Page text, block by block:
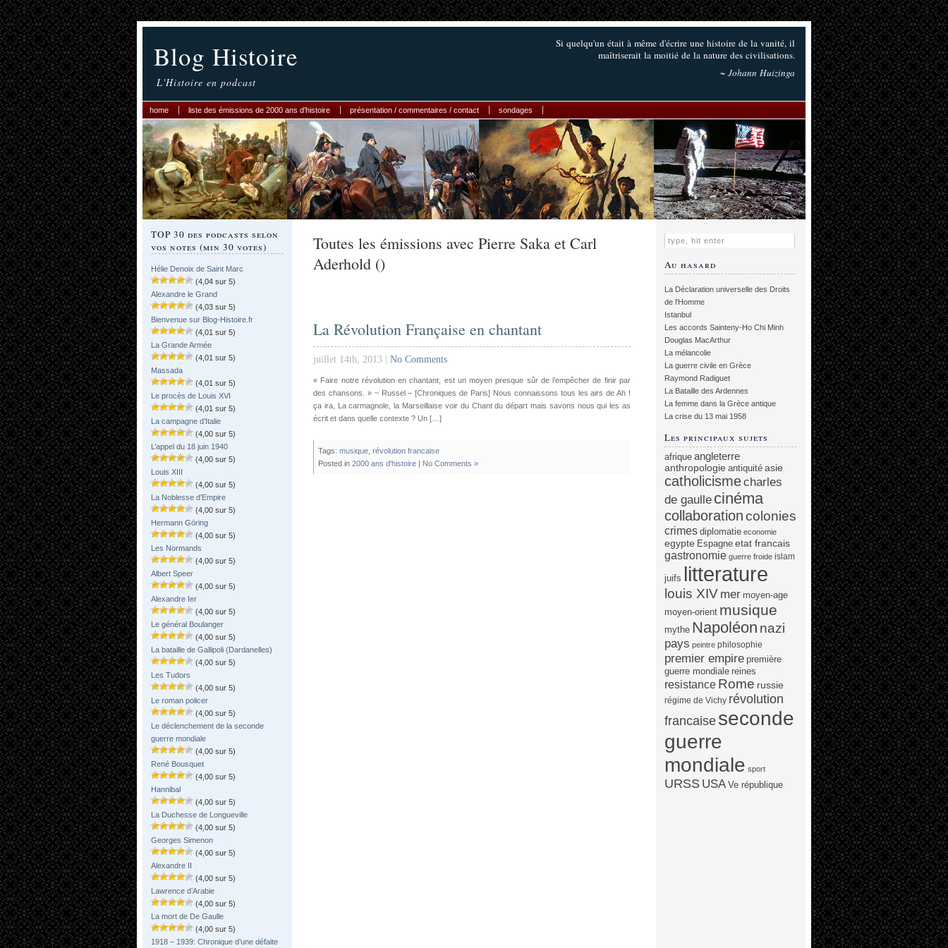
Blog Histoire
L'Histoire en podcast
Si quelqu'un était à même d'écrire une histoire de la vanité, il
maîtriserait la moitié de la nature des civilisations.
~ Johann Huizinga
home liste des émissions de 2000 ans d’histoire présentation / commentaires / contact sondages
TOP 30 des podcasts selon
vos notes (min 30 votes)
Hélie Denoix de Saint Marc
(4,04 sur 5)
Alexandre le Grand
(4,03 sur 5)
Bienvenue sur Blog-Histoire.fr
(4,01 sur 5)
La Grande Armée
(4,01 sur 5)
Massada
(4,01 sur 5)
Le procès de Louis XVI
(4,01 sur 5)
La campagne d’Italie
(4,00 sur 5)
L’appel du 18 juin 1940
(4,00 sur 5)
Louis XIII
(4,00 sur 5)
La Noblesse d’Empire
(4,00 sur 5)
Hermann Göring
(4,00 sur 5)
Les Normands
(4,00 sur 5)
Albert Speer
(4,00 sur 5)
Alexandre Ier
(4,00 sur 5)
Le général Boulanger
(4,00 sur 5)
La bataille de Gallipoli (Dardanelles)
(4,00 sur 5)
Les Tudors
(4,00 sur 5)
Le roman policer
(4,00 sur 5)
Le déclenchement de la seconde
guerre mondiale
(4,00 sur 5)
René Bousquet
(4,00 sur 5)
Hannibal
(4,00 sur 5)
La Duchesse de Longueville
(4,00 sur 5)
Georges Simenon
(4,00 sur 5)
Alexandre II
(4,00 sur 5)
Lawrence d’Arabie
(4,00 sur 5)
La mort de De Gaulle
(4,00 sur 5)
1918 – 1939: Chronique d’une défaite
Toutes les émissions avec Pierre Saka et Carl
Aderhold ()
La Révolution Française en chantant
juillet 14th, 2013 | No Comments
« Faire notre révolution en chantant, est un moyen presque sûr de l’empêcher de finir par
des chansons. » ~ Russel – [Chroniques de Paris] Nous connaissons tous les airs de Ah !
ça ira, La carmagnole, la Marseillaise voir du Chant du départ mais savons nous qui les as
écrit et dans quelle contexte ? Un […]
Tags: musique révolution francaise
Posted in 2000 ans d'histoire | No Comments »
Au hasard
La Déclaration universelle des Droits
de l'Homme
Istanbul
Les accords Sainteny-Ho Chi Minh
Douglas MacArthur
La mélancolie
La guerre civile en Grèce
Raymond Radiguet
La Bataille des Ardennes
La femme dans la Grèce antique
La crise du 13 mai 1958
Les principaux sujets
afrique angleterre
anthropologie antiquité asie
catholicismecharles
de gaulle cinéma
collaborationcolonies
crimes diplomatie economie
egypte Espagne etat francais
gastronomie guerre froide islam
juifs litterature
louis XIV mer moyen-age
moyen-orient musique
mythe Napoléon nazi
pays peintre philosophie
premier empire première
guerre mondiale reines
resistance Rome russie
régime de Vichy révolution
francaise seconde
guerre
mondiale sport
URSS USA Ve république